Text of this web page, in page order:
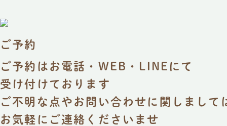
ご予約
ご予約はお電話・WEB・LINEにて
受け付けております
ご不明な点やお問い合わせに関しまして
お気軽にご連絡くださいませ